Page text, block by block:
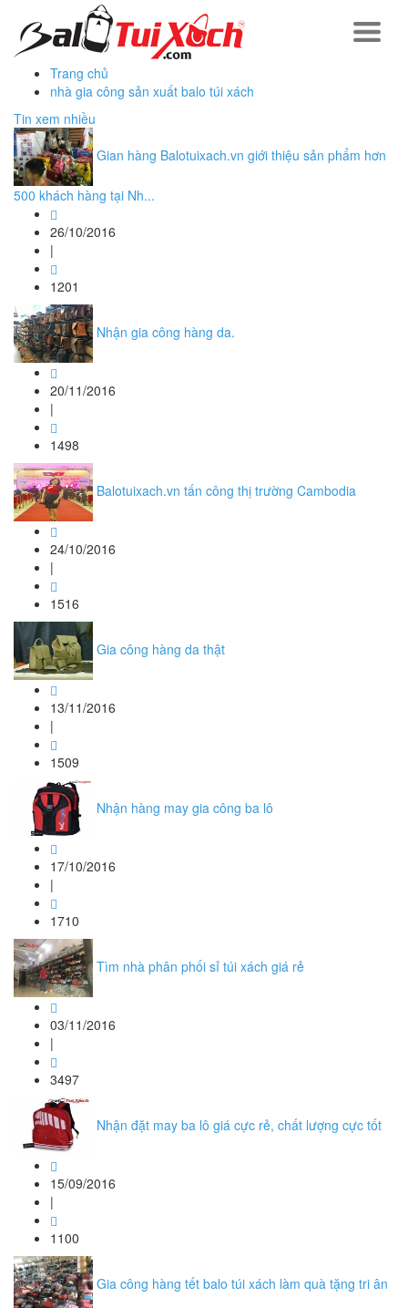
Trang chủ
nhà gia công sản xuất balo túi xách
Tin xem nhiều
Gian hàng Balotuixach.vn giới thiệu sản phẩm hơn
500 khách hàng tại Nh...
26/10/2016
|
1201
Nhận gia công hàng da.
20/11/2016
|
1498
Balotuixach.vn tấn công thị trường Cambodia
24/10/2016
|
1516
Gia công hàng da thật
13/11/2016
|
1509
Nhận hàng may gia công ba lô
17/10/2016
|
1710
Tìm nhà phân phối sỉ túi xách giá rẻ
03/11/2016
|
3497
Nhận đặt may ba lô giá cực rẻ, chất lượng cực tốt
15/09/2016
|
1100
Gia công hàng tết balo túi xách làm quà tặng tri ân